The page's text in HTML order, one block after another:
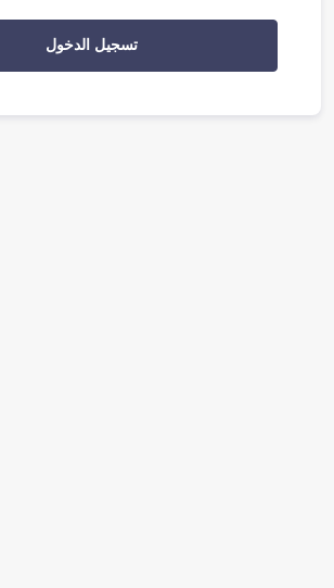
تسجيل الدخول